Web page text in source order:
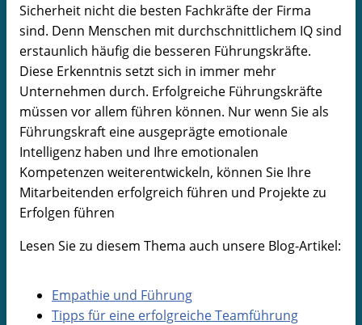
Sicherheit nicht die besten Fachkräfte der Firma
sind. Denn Menschen mit durchschnittlichem IQ sind
erstaunlich häufig die besseren Führungskräfte.
Diese Erkenntnis setzt sich in immer mehr
Unternehmen durch. Erfolgreiche Führungskräfte
müssen vor allem führen können. Nur wenn Sie als
Führungskraft eine ausgeprägte emotionale
Intelligenz haben und Ihre emotionalen
Kompetenzen weiterentwickeln, können Sie Ihre
Mitarbeitenden erfolgreich führen und Projekte zu
Erfolgen führen
Lesen Sie zu diesem Thema auch unsere Blog-Artikel:
Empathie und Führung
Tipps für eine erfolgreiche Teamführung